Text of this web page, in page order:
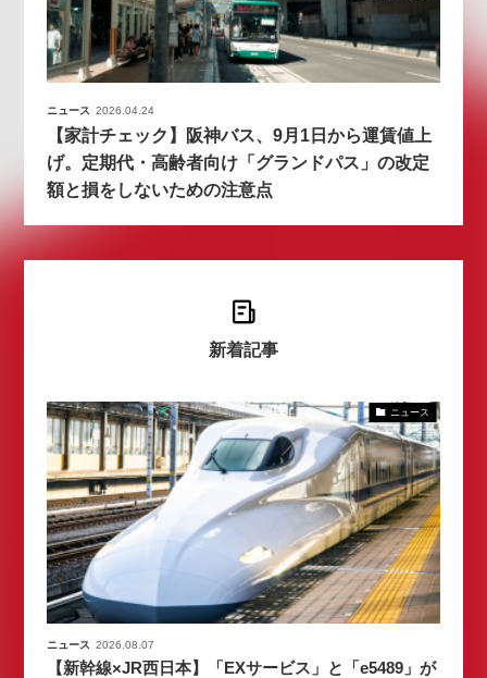
ニュース 2026.04.24
【家計チェック】阪神バス、9月1日から運賃値上
げ。定期代・高齢者向け「グランドパス」の改定
額と損をしないための注意点
新着記事
ニュース
ニュース 2026.08.07
【新幹線×JR西日本】「EXサービス」と「e5489」が